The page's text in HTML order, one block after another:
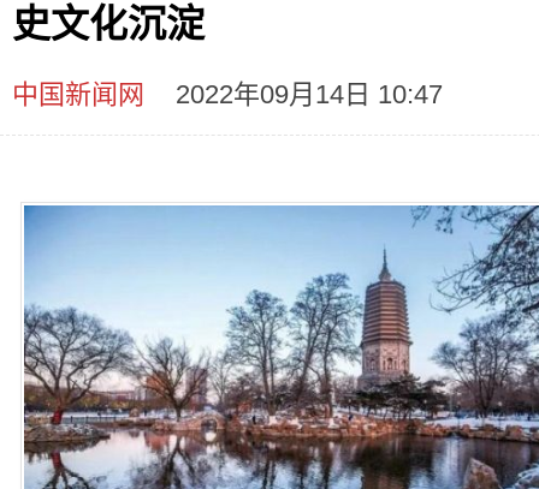
史文化沉淀
中国新闻网 2022年09月14日 10:47